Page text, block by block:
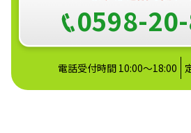
0598-
電話受付時間 10:00～18:00